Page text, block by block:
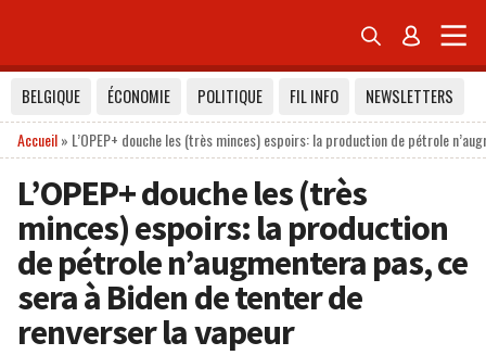
 
BELGIQUE ÉCONOMIE POLITIQUE FIL INFO
NEWSLETTERS
Accueil» L’OPEP+ douche les (très minces) espoirs: la production de pétrole
L’OPEP+ douche les (très
minces) espoirs: la production
de pétrole n’augmentera pas, ce
sera à Biden de tenter de
renverser la vapeur